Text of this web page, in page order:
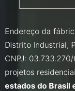
Endereço da
Distrito Industrial,
CNPJ:
projetos
estados do Brasil